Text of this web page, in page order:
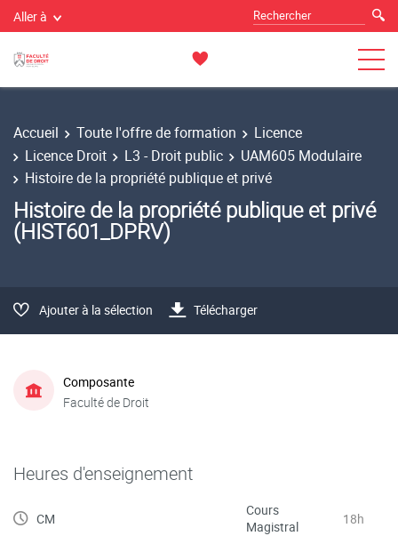
Aller à
Accueil Toute l'offre de formation
Licence
Licence Droit
L3 - Droit public
UAM605 Modulaire
Histoire de la propriété publique et privé
Histoire de la propriété publique et privé
(HIST601_DPRV)
Ajouter à la sélection Télécharger
Composante
Faculté de Droit
Heures d'enseignement
CM
Cours
Magistral
18h